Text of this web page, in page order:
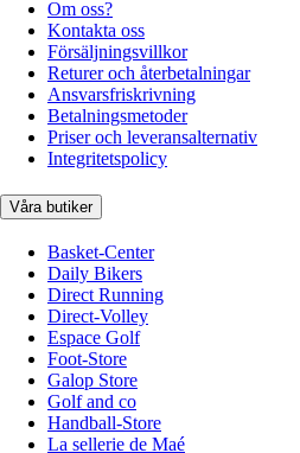
Om oss?
Kontakta oss
Försäljningsvillkor
Returer och återbetalningar
Ansvarsfriskrivning
Betalningsmetoder
Priser och leveransalternativ
Integritetspolicy
Våra butiker
Basket-Center
Daily Bikers
Direct Running
Direct-Volley
Espace Golf
Foot-Store
Galop Store
Golf and co
Handball-Store
La sellerie de Maé